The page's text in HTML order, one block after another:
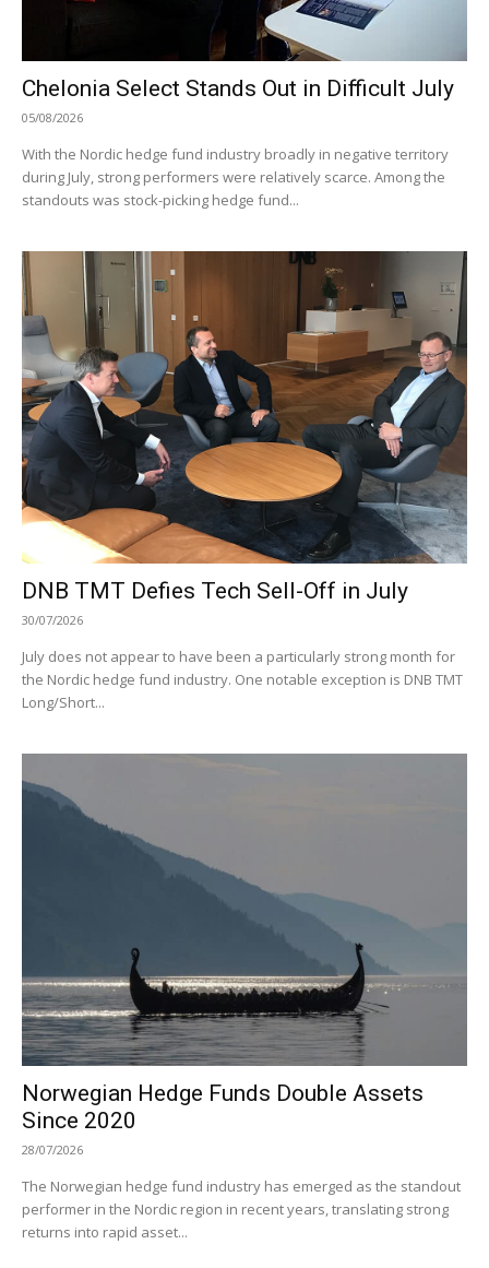
Chelonia Select Stands Out in Difficult July
05/08/2026
With the Nordic hedge fund industry broadly in negative territory
during July, strong performers were relatively scarce. Among the
standouts was stock-picking hedge fund...
DNB TMT Defies Tech Sell-Off in July
30/07/2026
July does not appear to have been a particularly strong month for
the Nordic hedge fund industry. One notable exception is DNB TMT
Long/Short...
Norwegian Hedge Funds Double Assets
Since 2020
28/07/2026
The Norwegian hedge fund industry has emerged as the standout
performer in the Nordic region in recent years, translating strong
returns into rapid asset...